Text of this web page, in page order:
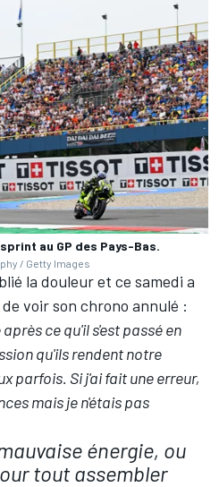
au GP des Pays-Bas.
/ Getty Images
la douleur et ce samedi a
voir son chrono annulé :
ce qu'il s'est passé en
qu'ils rendent notre
parfois. Si j'ai fait une erreur,
mais je n'étais pas
énergie, ou
tout assembler